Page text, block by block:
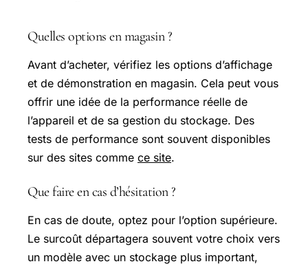
Quelles options en magasin ?
Avant d’acheter, vérifiez les options d’affichage
et de démonstration en magasin. Cela peut vous
offrir une idée de la performance réelle de
l’appareil et de sa gestion du stockage. Des
tests de performance sont souvent disponibles
sur des sites comme ce site.
Que faire en cas d’hésitation ?
En cas de doute, optez pour l’option supérieure.
Le surcoût départagera souvent votre choix vers
un modèle avec un stockage plus important,